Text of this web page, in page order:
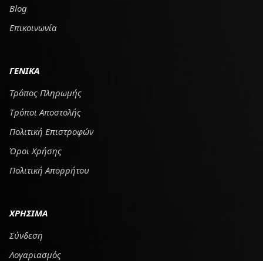
Blog
Επικοινωνία
ΓΕΝΙΚΑ
Τρόπος Πληρωμής
Tρόποι Αποστολής
Πολιτική Επιστροφών
Όροι Χρήσης
Πολιτική Απορρήτου
ΧΡΗΣΙΜΑ
Σύνδεση
Λογαριασμός